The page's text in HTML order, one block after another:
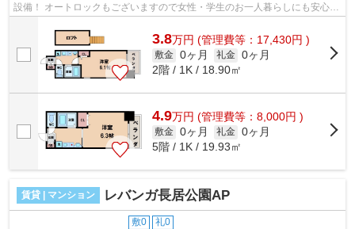
設備！ オートロックもございますので女性・学生のお一人暮らしにも安心・
オススメのマンションです！天王寺...
3.8万円 (管理費等：17,430円 )
敷金 0ヶ月 礼金 0ヶ月
2階 / 1K / 18.90㎡
4.9万円 (管理費等：8,000円 )
敷金 0ヶ月 礼金 0ヶ月
5階 / 1K / 19.93㎡
賃貸 | マンション レバンガ長居公園AP
敷0 礼0